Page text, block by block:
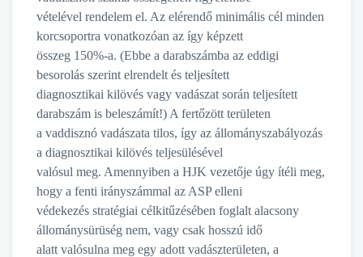
vételével rendelem el. Az elérendő minimális cél minden
korcsoportra vonatkozóan az így képzett
összeg 150%-a. (Ebbe a darabszámba az eddigi
besorolás szerint elrendelt és teljesített
diagnosztikai kilövés vagy vadászat során teljesített
darabszám is beleszámít!) A fertőzött területen
a vaddisznó vadászata tilos, így az állományszabályozás
a diagnosztikai kilövés teljesülésével
valósul meg. Amennyiben a HJK vezetője úgy ítéli meg,
hogy a fenti irányszámmal az ASP elleni
védekezés stratégiai célkitűzésében foglalt alacsony
állománysürüség nem, vagy csak hosszú idő
alatt valósulna meg egy adott vadászterületen, a